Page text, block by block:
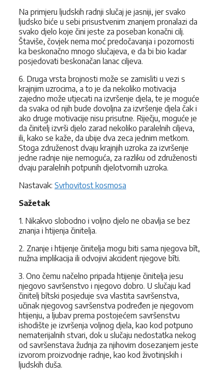
Na primjeru ljudskih radnji slučaj je jasniji, jer svako
ljudsko biće u sebi prisustvenim znanjem pronalazi da
svako djelo koje čini jeste za poseban konačni cilj.
Štaviše, čovjek nema moć predočavanja i pozornosti
ka beskonačno mnogo slučajeva, e da bi bio kadar
posjedovati beskonačan lanac ciljeva.
6. Druga vrsta brojnosti može se zamisliti u vezi s
krajnjim uzrocima, a to je da nekoliko motivacija
zajedno može utjecati na izvršenje djela, te je moguće
da svaka od njih bude dovoljna za izvršenje djela čak i
ako druge motivacije nisu prisutne. Riječju, moguće je
da činitelj izvrši djelo zarad nekoliko paralelnih ciljeva,
ili, kako se kaže, da ubije dva zeca jednim metkom.
Stoga združenost dvaju krajnjih uzroka za izvršenje
jedne radnje nije nemoguća, za razliku od združenosti
dvaju paralelnih potpunih djelotvornih uzroka.
Nastavak: Svrhovitost kosmosa
Sažetak
1. Nikakvo slobodno i voljno djelo ne obavlja se bez
znanja i htijenja činitelja.
2. Znanje i htijenje činitelja mogu biti sama njegova bīt,
nužna implikacija ili odvojivi akcident njegove bīti.
3. Ono čemu načelno pripada htijenje činitelja jesu
njegovo savršenstvo i njegovo dobro. U slučaju kad
činitelj bītski posjeduje sva vlastita savršenstva,
učinak njegovog savršenstva podređen je njegovom
htijenju, a ljubav prema postojećem savršenstvu
ishodište je izvršenja voljnog djela, kao kod potpuno
nematerijalnih stvari, dok u slučaju nedostatka nekog
od savršenstava žudnja za njihovim dosezanjem jeste
izvorom proizvodnje radnje, kao kod životinjskih i
ljudskih duša.